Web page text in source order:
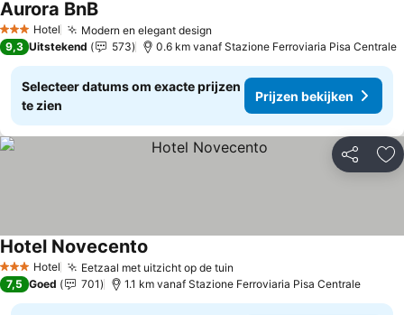
3 SterrenHotel Modern en elegant design
Aurora BnB
9,3 Uitstekend 573 0.6 km vanaf Stazione Ferroviaria Pisa Centrale
Selecteer datums om exacte prijzen
te zien
Prijzen bekijken
Delen
3 SterrenHotel Eetzaal met uitzicht op de tuin
Hotel Novecento
7,5 Goed 701 1.1 km vanaf Stazione Ferroviaria Pisa Centrale